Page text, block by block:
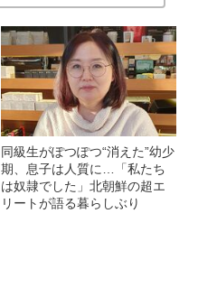
同級生がぽつぽつ“消えた”幼少
期、息子は人質に…「私たち
は奴隷でした」北朝鮮の超エ
リートが語る暮らしぶり